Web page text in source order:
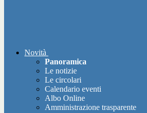
Novità
Panoramica
Le notizie
Le circolari
Calendario eventi
Albo Online
Amministrazione trasparente